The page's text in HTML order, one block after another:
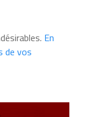
En
de vos